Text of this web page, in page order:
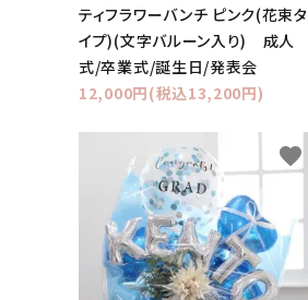
ログイン person 新規会員登録
ティフラワーバンチ ピンク(花束タ
イプ)(文字バルーン入り) 成人
式/卒業式/誕生日/発表会
12,000円(税込13,200円)
favorite